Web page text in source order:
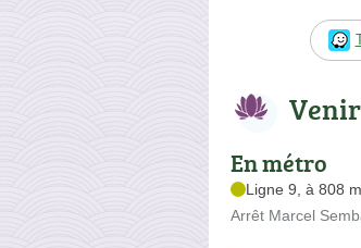
En métro
Ligne 9, à 808 m
Arrêt Marcel